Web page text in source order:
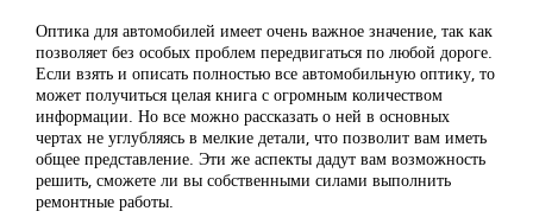
Оптика для автомобилей имеет очень важное значение, так как
позволяет без особых проблем передвигаться по любой дороге.
Если взять и описать полностью все автомобильную оптику, то
может получиться целая книга с огромным количеством
информации. Но все можно рассказать о ней в основных
чертах не углубляясь в мелкие детали, что позволит вам иметь
общее представление. Эти же аспекты дадут вам возможность
решить, сможете ли вы собственными силами выполнить
ремонтные работы.